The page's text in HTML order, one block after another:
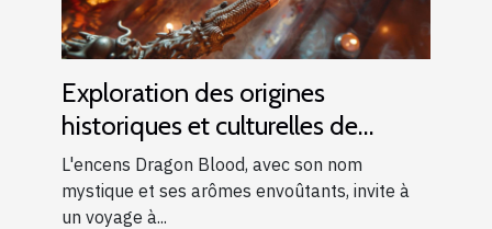
Exploration des origines
historiques et culturelles de
l'encens Dragon Blood
L'encens Dragon Blood, avec son nom
mystique et ses arômes envoûtants, invite à
un voyage à...